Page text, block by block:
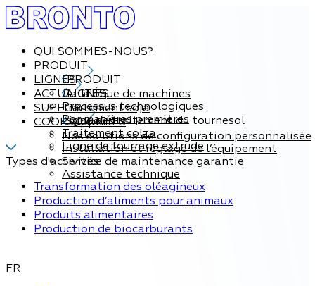
QUI SOMMES-NOUS?
PRODUIT
PRODUIT
Catalogue de machines
Processus technologiques
Par matières premières
LIGNES
LIGNES
Traitement soja
Ligne de traitement du tournesol
Traitement colza
Ligne de fourrage extrude
ACTUALITÉS
SUPPORT
Support
Nos solutions de configuration personnalisée
Installation et réglage de l’équipement
Service de maintenance garantie
Assistance technique
COORDONNÉES
Types d'activités
Transformation des oléagineux
Production d’aliments pour animaux
Produits alimentaires
Production de biocarburants
FR